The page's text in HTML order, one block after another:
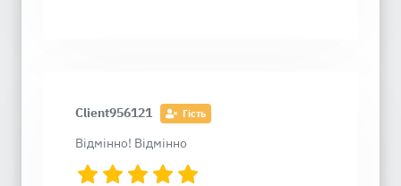
Client956121 Гість
Відмінно! Відмінно